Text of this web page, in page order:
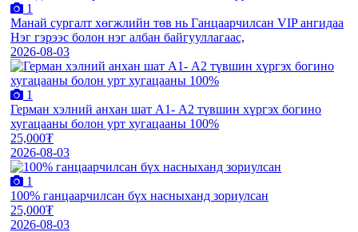
1
Манай сургалт хөгжлийн төв нь Ганцаарчилсан VIP ангидаа
Нэг гэрээс болон нэг албан байгууллагаас,
2026-08-03
1
Герман хэлний анхан шат А1- А2 түвшин хүргэх богино
хугацааны болон урт хугацааны 100%
25,000₮
2026-08-03
1
100% ганцаарчилсан бүх насныханд зориулсан
25,000₮
2026-08-03